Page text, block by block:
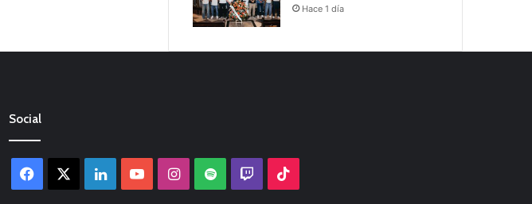
Hace 1 día
Social
Facebook LinkedInYouTubeInstagram
Spotify Twitch